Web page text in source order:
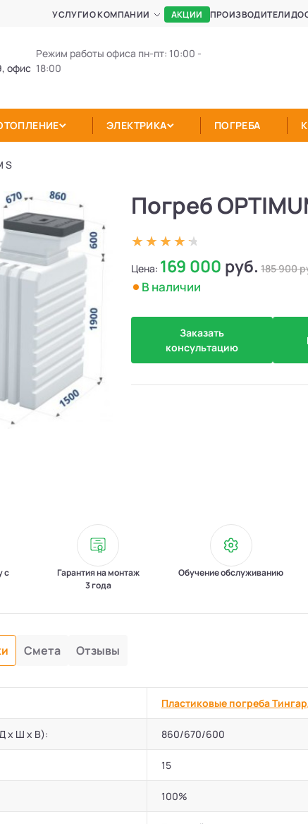
УСЛУГИО КОМПАНИИ АКЦИИ ПРОИЗВОДИТЕЛИ
офис
Режим работы офиса пн-пт: 10:00 -
18:00
ЭЛЕКТРИКА ПОГРЕБА
S
Погреб
Цена: 169 000 руб. 185 900
В наличии
Заказать
консультацию
с
Гарантия на монтаж
3 года
Обучение обслуживанию
Смета Отзывы
Пластиковые погреба
х Ш х В): 860/670/600
15
100%